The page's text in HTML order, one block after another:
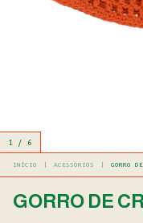
1 / 6
INÍCIO ACESSÓRIOS GORRO
GORRO DE